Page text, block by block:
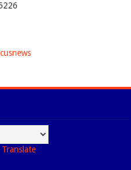
Translate